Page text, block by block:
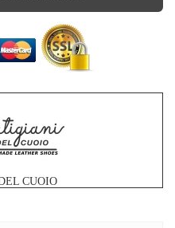
CUOIO